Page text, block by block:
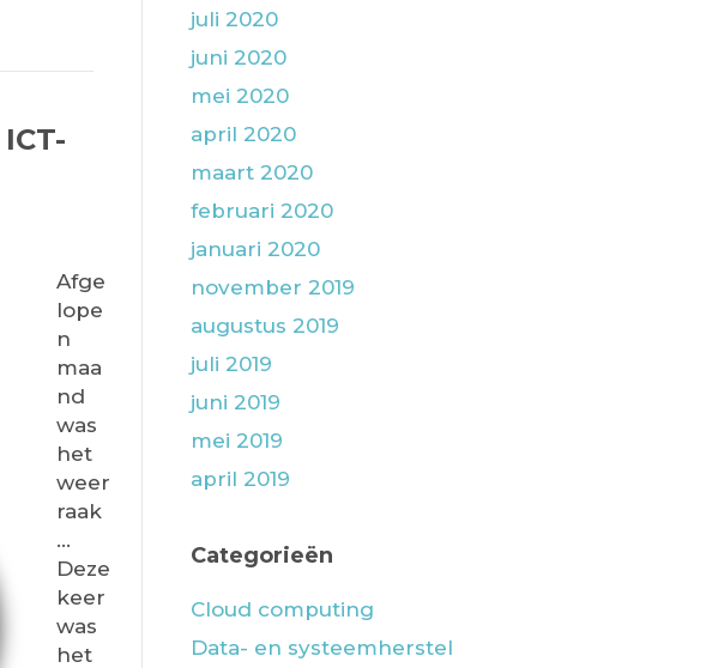
Afge
lope
n
maa
nd
was
het
weer
raak
…
Deze
keer
was
het
juli 2020
juni 2020
mei 2020
april 2020
maart 2020
februari 2020
januari 2020
november 2019
augustus 2019
juli 2019
juni 2019
mei 2019
april 2019
Categorieën
Cloud computing
Data- en systeemherstel